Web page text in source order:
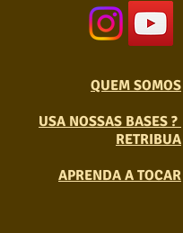
QUEM SOMOS
USA NOSSAS BASES ?
RETRIBUA
APRENDA A TOCAR